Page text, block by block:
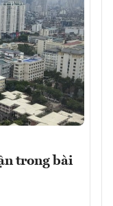
trong bài